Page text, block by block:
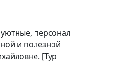
персонал
и полезной
[Тур